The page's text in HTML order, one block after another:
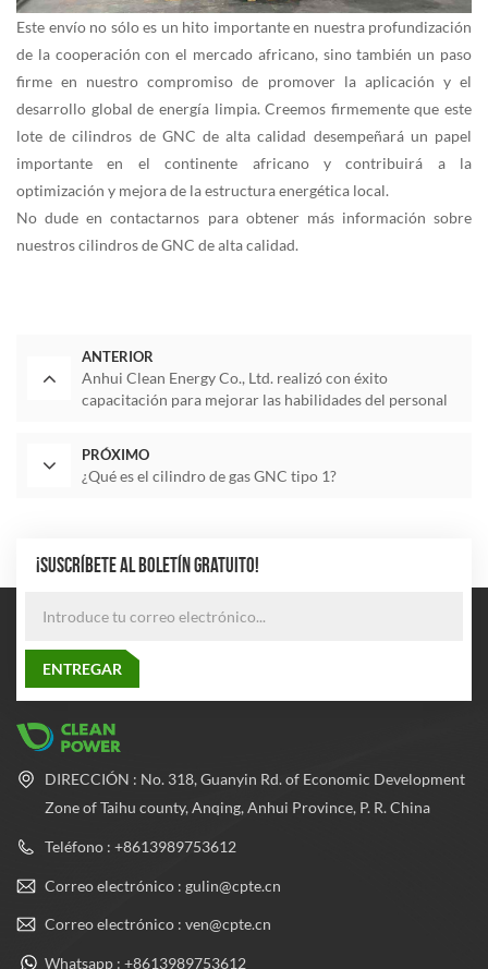
Este envío no sólo es un hito importante en nuestra profundización
de la cooperación con el mercado africano, sino también un paso
firme en nuestro compromiso de promover la aplicación y el
desarrollo global de energía limpia. Creemos firmemente que este
lote de cilindros de GNC de alta calidad desempeñará un papel
importante en el continente africano y contribuirá a la
optimización y mejora de la estructura energética local.
No dude en contactarnos para obtener más información sobre
nuestros cilindros de GNC de alta calidad.
ANTERIOR
Anhui Clean Energy Co., Ltd. realizó con éxito
capacitación para mejorar las habilidades del personal
PRÓXIMO
¿Qué es el cilindro de gas GNC tipo 1?
¡SUSCRÍBETE AL BOLETÍN GRATUITO!
DIRECCIÓN : No. 318, Guanyin Rd. of Economic Development
Zone of Taihu county, Anqing, Anhui Province, P. R. China
Teléfono : +8613989753612
Correo electrónico : gulin@cpte.cn
Correo electrónico : ven@cpte.cn
Whatsapp : +8613989753612